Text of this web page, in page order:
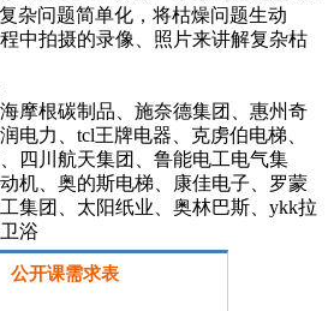
杂问题简单化，将枯燥问题生动
中拍摄的录像、照片来讲解复杂枯
摩根碳制品、施奈德集团、惠州奇
电力、tcl王牌电器、克虏伯电梯、
四川航天集团、鲁能电工电气集
机、奥的斯电梯、康佳电子、罗蒙
集团、太阳纸业、奥林巴斯、ykk拉
浴
公开课需求表